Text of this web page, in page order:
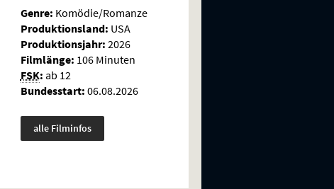
Genre: Komödie/Romanze
Produktionsland: USA
Produktionsjahr: 2026
Filmlänge: 106 Minuten
FSK: ab 12
Bundesstart: 06.08.2026
alle Filminfos